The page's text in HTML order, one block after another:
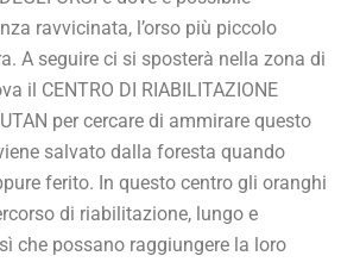
ravvicinata, l’orso più piccolo
A seguire ci si sposterà nella zona di
il CENTRO DI RIABILITAZIONE
per cercare di ammirare questo
salvato dalla foresta quando
ferito. In questo centro gli oranghi
di riabilitazione, lungo e
che possano raggiungere la loro